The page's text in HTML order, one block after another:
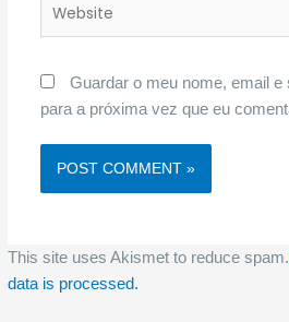
Guardar o meu nome, email e
para a próxima vez que eu
This site uses Akismet to reduce spam.
data is processed.